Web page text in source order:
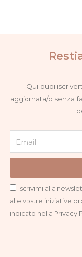
Qui puoi
aggiornata/o senza
Privacy
Iscrivimi alla
alle vostre iniziative
indicato nella Privacy